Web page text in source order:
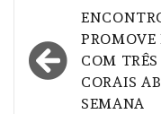
Navegação
de
Post
COM
CORAIS
SEMANA